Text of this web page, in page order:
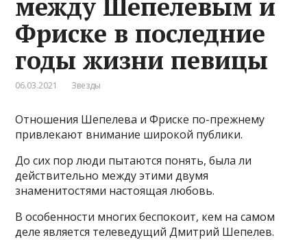
между Шепелевым и
Фриске в последние
годы жизни певицы
06.03.2021 Звезды
Отношения Шепелева и Фриске по-прежнему
привлекают внимание широкой публики.
До сих пор люди пытаются понять, была ли
действительно между этими двумя
знаменитостями настоящая любовь.
В особенности многих беспокоит, кем на самом
деле является телеведущий Дмитрий Шепелев.